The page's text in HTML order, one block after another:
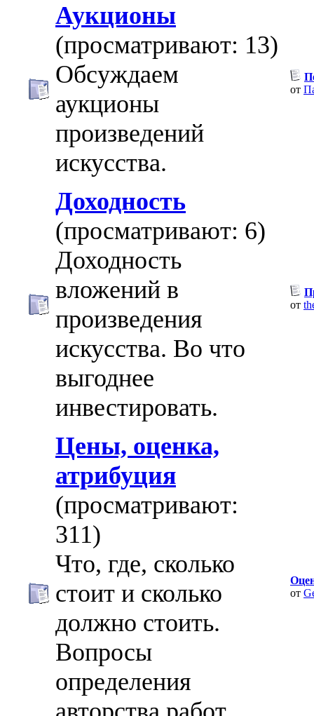
Аукционы
(просматривают: 13)
Обсуждаем
аукционы
произведений
искусства.
от
Доходность
(просматривают: 6)
Доходность
вложений в
произведения
искусства. Во что
выгоднее
инвестировать.
от
Цены, оценка,
атрибуция
(просматривают:
311)
Что, где, сколько
стоит и сколько
должно стоить.
Вопросы
определения
от